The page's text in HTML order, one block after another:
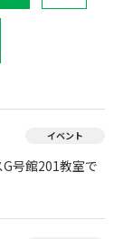
イベント
号館201教室で